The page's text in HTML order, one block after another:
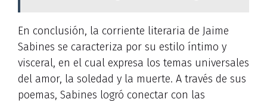
En conclusión, la corriente literaria de Jaime
Sabines se caracteriza por su estilo íntimo y
visceral, en el cual expresa los temas universales
del amor, la soledad y la muerte. A través de sus
poemas, Sabines logró conectar con las